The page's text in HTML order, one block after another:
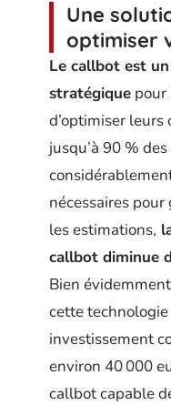
Une
optimiser
Le callbot est
stratégique pour
d’optimiser
jusqu’à 90 %
nécessaires
les estimations,
callbot diminue
Bien
cette
investissement
environ 40 000
callbot capable